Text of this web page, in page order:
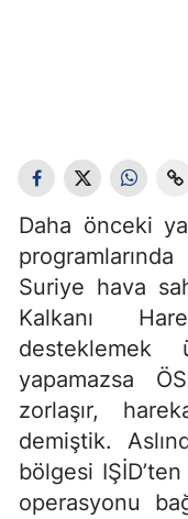
Daha önceki
Suriye hava
Kalkanı
desteklemek
yapamazsa
zorlaşır,
demiştik.
bölgesi
operasyonu